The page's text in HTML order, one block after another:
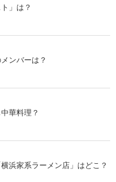
」は？
ンバーは？
華料理？
浜家系ラーメン店」はどこ？